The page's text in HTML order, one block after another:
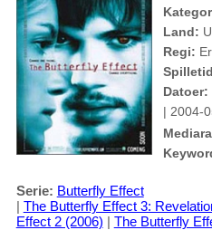
Land:
Regi:
Datoer:
| 2004-
Serie: Butterfly Effect
| The Butterfly Effect 3:
Effect 2 (2006) | The Butterfly